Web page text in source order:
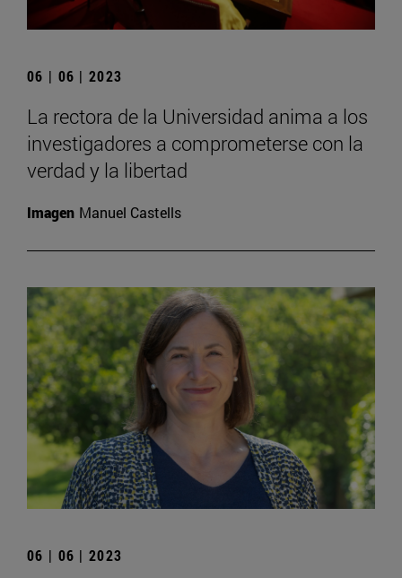
06 | 06 | 2023
La rectora de la Universidad anima a los
investigadores a comprometerse con la
verdad y la libertad
Imagen Manuel Castells
06 | 06 | 2023